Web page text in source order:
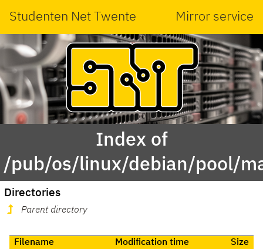
Studenten Net Twente Mirror service
Index of
/pub/os/linux/debian/pool/
Directories
Parent directory
Filename Modification time
Size